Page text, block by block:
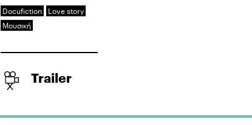
Docufiction
Love story
Μουσική
Trailer